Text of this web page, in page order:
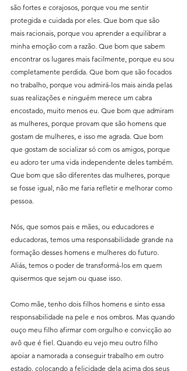
são fortes e corajosos, porque vou me sentir
protegida e cuidada por eles. Que bom que são
mais racionais, porque vou aprender a equilibrar a
minha emoção com a razão. Que bom que sabem
encontrar os lugares mais facilmente, porque eu sou
completamente perdida. Que bom que são focados
no trabalho, porque vou admirá-los mais ainda pelas
suas realizações e ninguém merece um cabra
encostado, muito menos eu. Que bom que admiram
as mulheres, porque provam que são homens que
gostam de mulheres, e isso me agrada. Que bom
que gostam de socializar só com os amigos, porque
eu adoro ter uma vida independente deles também.
Que bom que são diferentes das mulheres, porque
se fosse igual, não me faria refletir e melhorar como
pessoa.
Nós, que somos pais e mães, ou educadores e
educadoras, temos uma responsabilidade grande na
formação desses homens e mulheres do futuro.
Aliás, temos o poder de transformá-los em quem
quisermos que sejam ou quase isso.
Como mãe, tenho dois filhos homens e sinto essa
responsabilidade na pele e nos ombros. Mas quando
ouço meu filho afirmar com orgulho e convicção ao
avô que é fiel. Quando eu vejo meu outro filho
apoiar a namorada a conseguir trabalho em outro
estado, colocando a felicidade dela acima dos seus